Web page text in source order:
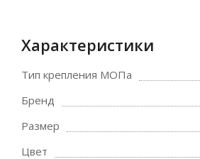
Характеристики
Тип крепления МОПа
Бренд
Размер
Цвет